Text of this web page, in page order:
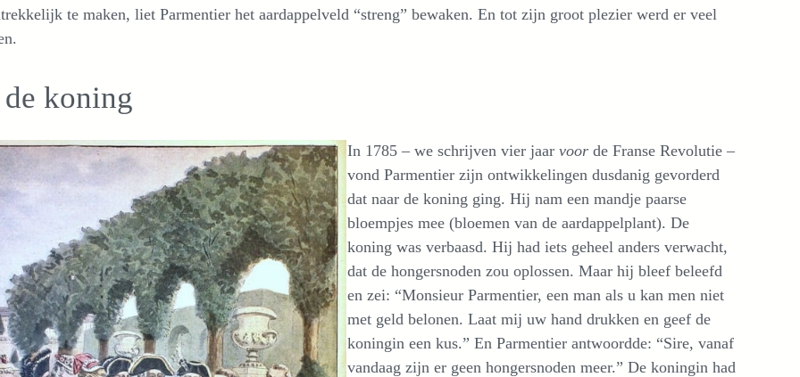
te maken, liet Parmentier het aardappelveld “streng” bewaken. En tot zijn groot plezier werd er veel
koning
In 1785 – we schrijven vier jaar voor de Franse Revolutie –
vond Parmentier zijn ontwikkelingen dusdanig gevorderd
dat naar de koning ging. Hij nam een mandje paarse
bloempjes mee (bloemen van de aardappelplant). De
koning was verbaasd. Hij had iets geheel anders verwacht,
dat de hongersnoden zou oplossen. Maar hij bleef beleefd
en zei: “Monsieur Parmentier, een man als u kan men niet
met geld belonen. Laat mij uw hand drukken en geef de
koningin een kus.” En Parmentier antwoordde: “Sire, vanaf
vandaag zijn er geen hongersnoden meer.” De koningin had